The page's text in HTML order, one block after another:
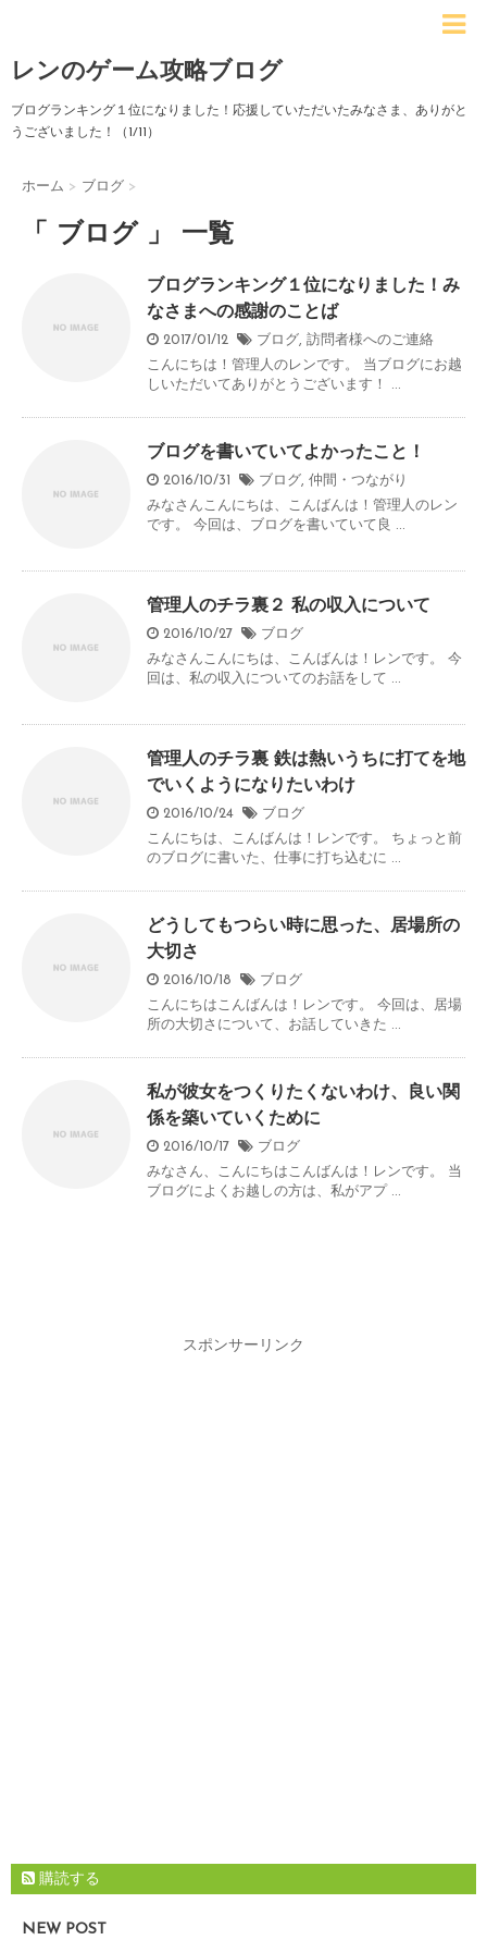
レンのゲーム攻略ブログ
ブログランキング１位になりました！応援していただいたみなさま、ありがと
うございました！（1/11）
ホーム > ブログ >
「 ブログ 」 一覧
ブログランキング１位になりました！み
なさまへの感謝のことば
2017/01/12 ブログ, 訪問者様へのご連絡
こんにちは！管理人のレンです。 当ブログにお越
しいただいてありがとうございます！ ...
ブログを書いていてよかったこと！
2016/10/31 ブログ, 仲間・つながり
みなさんこんにちは、こんばんは！管理人のレン
です。 今回は、ブログを書いていて良 ...
管理人のチラ裏２ 私の収入について
2016/10/27
ブログ
みなさんこんにちは、こんばんは！レンです。 今
回は、私の収入についてのお話をして ...
管理人のチラ裏 鉄は熱いうちに打てを地
でいくようになりたいわけ
2016/10/24
ブログ
こんにちは、こんばんは！レンです。 ちょっと前
のブログに書いた、仕事に打ち込むに ...
どうしてもつらい時に思った、居場所の
大切さ
2016/10/18
ブログ
こんにちはこんばんは！レンです。 今回は、居場
所の大切さについて、お話していきた ...
私が彼女をつくりたくないわけ、良い関
係を築いていくために
2016/10/17
ブログ
みなさん、こんにちはこんばんは！レンです。 当
ブログによくお越しの方は、私がアプ ...
スポンサーリンク
購読する
NEW POST